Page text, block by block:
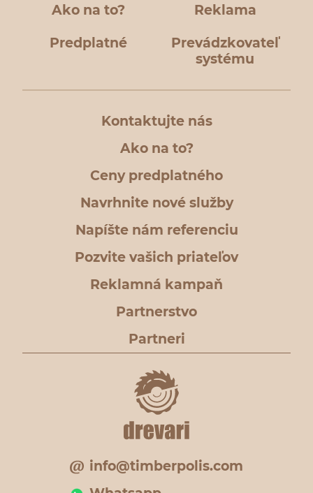
Ako na to? Reklama
Predplatné
Prevádzkovateľ
systému
Kontaktujte nás
Ako na to?
Ceny predplatného
Navrhnite nové služby
Napíšte nám referenciu
Pozvite vašich priateľov
Reklamná kampaň
Partnerstvo
Partneri
info@timberpolis.com